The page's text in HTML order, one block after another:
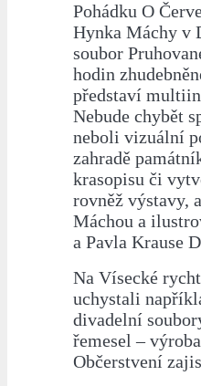
Pohádku O
Hynka Máchy v
soubor
hodin
představí
Nebude chybět
neboli vizuální
zahradě
krasopisu či
rovněž výstavy,
Máchou a
a Pavla Krause
Na Vísecké
uchystali
divadelní
řemesel –
Občerstvení